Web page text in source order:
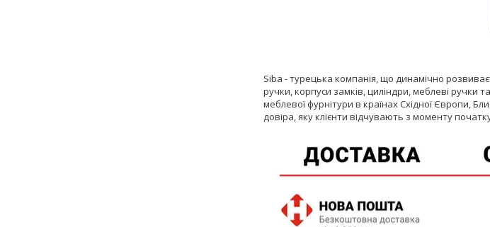
Siba - турецька компанія, що динамічно
ручки, корпуси замків, циліндри, меблеві ручки
меблевої фурнітури в країнах Східної Європи,
довіра, яку клієнти відчувають з моменту